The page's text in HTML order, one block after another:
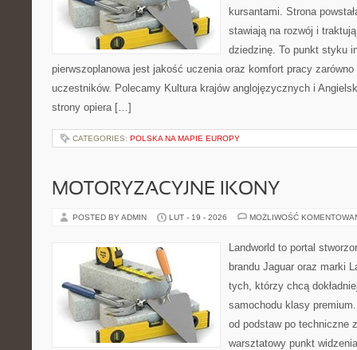
kursantami. Strona
stawiają na rozwój i
dziedzinę. To punkt styku
pierwszoplanowa jest jakość uczenia oraz komfort pracy
uczestników. Polecamy Kultura krajów anglojęzycznych i
strony opiera […]
CATEGORIES: POLSKA NA MAPIE EUROPY
MOTORYZACYJNE IKONY
POSTED BY ADMIN LUT - 19 - 2026 MOŻLIWOŚĆ
Landworld to portal
brandu Jaguar oraz marki
tych, którzy chcą
samochodu klasy
od podstaw po techniczne
warsztatowy punkt